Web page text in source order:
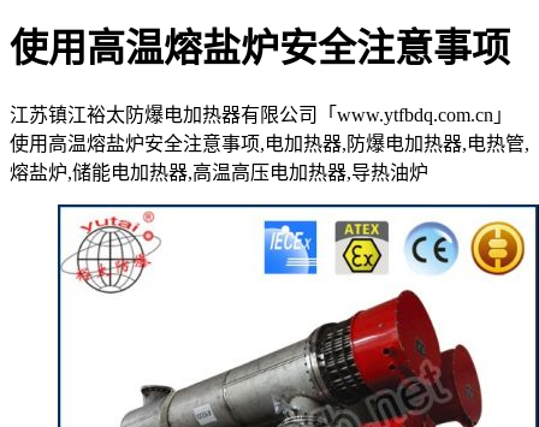
使用高温熔盐炉安全注意事项
江苏镇江裕太防爆电加热器有限公司「www.ytfbdq.com.cn」
使用高温熔盐炉安全注意事项,电加热器,防爆电加热器,电热管,
熔盐炉,储能电加热器,高温高压电加热器,导热油炉